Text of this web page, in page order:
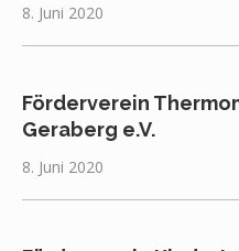
8. Juni 2020
Förderverein
Geraberg e.V.
8. Juni 2020